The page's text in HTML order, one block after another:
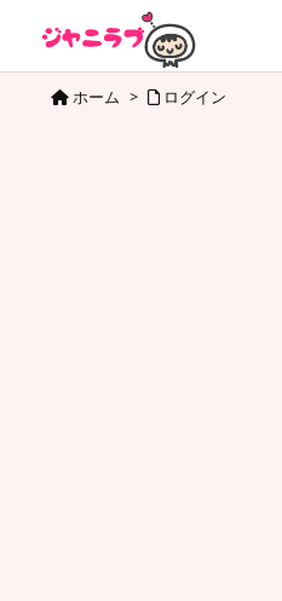
ホーム > ログイン